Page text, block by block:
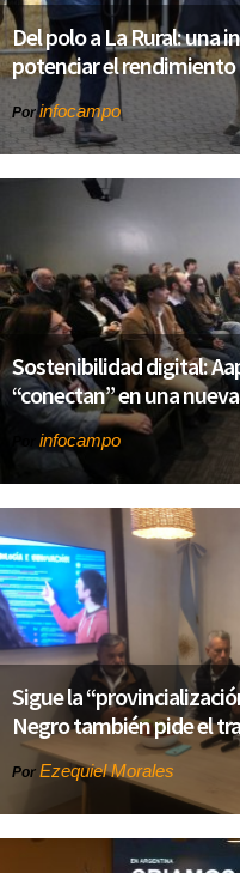
Del polo a La Rural: una
potenciar el rendimiento
Porinfocampo
Sostenibilidad digital:
“conectan” en una
infocampo
Sigue la
Negro también pide el
Por Ezequiel Morales